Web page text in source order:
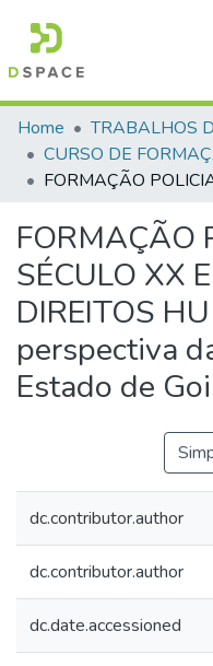
Communities &
All of DSpace
Home
FORMAÇÃO
SÉCULO XX
DIREITOS
perspectiva
Estado de
dc.contributor.author
dc.contributor.author
dc.date.accessioned